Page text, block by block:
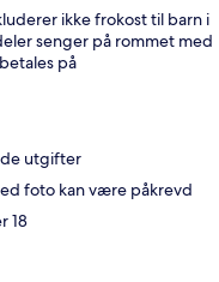
ikke frokost til barn i
senger på rommet med
på
utgifter
foto kan være påkrevd
18